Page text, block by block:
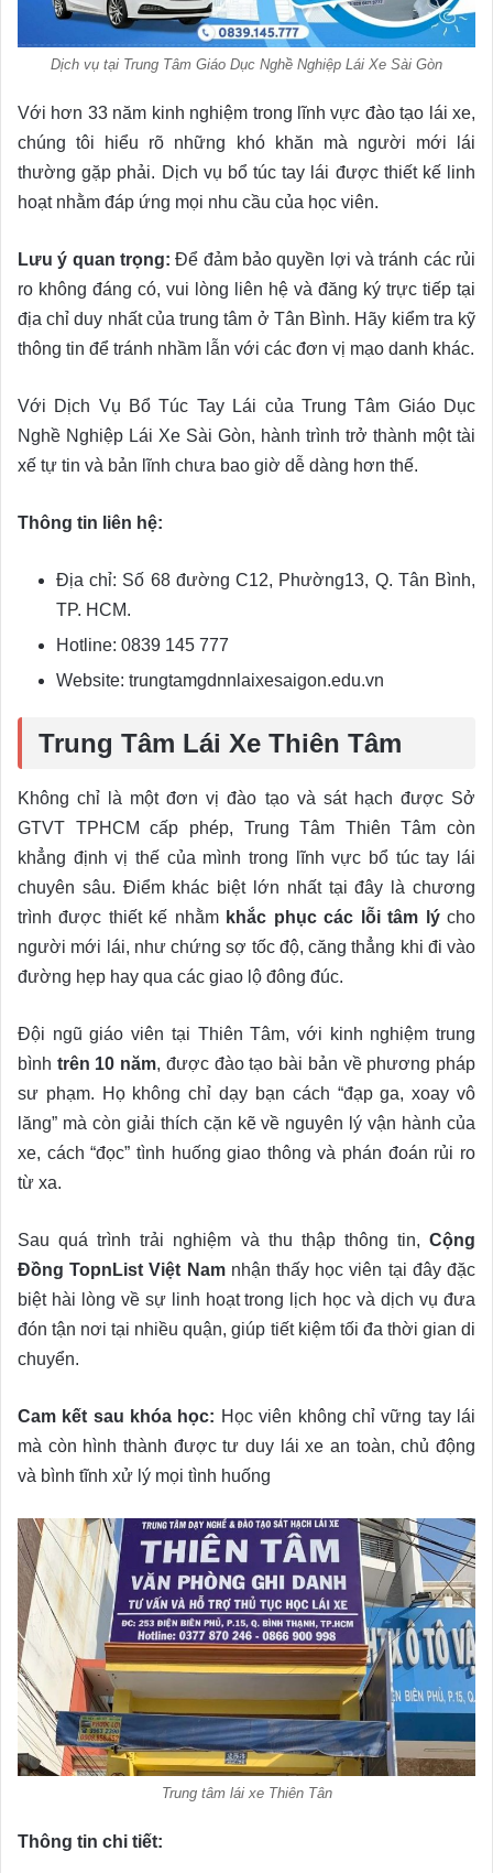
Dịch vụ tại Trung Tâm Giáo Dục Nghề Nghiệp Lái Xe Sài Gòn
Với hơn 33 năm kinh nghiệm trong lĩnh vực đào tạo lái xe,
chúng tôi hiểu rõ những khó khăn mà người mới lái
thường gặp phải. Dịch vụ bổ túc tay lái được thiết kế linh
hoạt nhằm đáp ứng mọi nhu cầu của học viên.
Lưu ý quan trọng: Để đảm bảo quyền lợi và tránh các rủi
ro không đáng có, vui lòng liên hệ và đăng ký trực tiếp tại
địa chỉ duy nhất của trung tâm ở Tân Bình. Hãy kiểm tra kỹ
thông tin để tránh nhầm lẫn với các đơn vị mạo danh khác.
Với Dịch Vụ Bổ Túc Tay Lái của Trung Tâm Giáo Dục
Nghề Nghiệp Lái Xe Sài Gòn, hành trình trở thành một tài
xế tự tin và bản lĩnh chưa bao giờ dễ dàng hơn thế.
Thông tin liên hệ:
Địa chỉ: Số 68 đường C12, Phường13, Q. Tân Bình,
TP. HCM.
Hotline: 0839 145 777
Website: trungtamgdnnlaixesaigon.edu.vn
Trung Tâm Lái Xe Thiên Tâm
Không chỉ là một đơn vị đào tạo và sát hạch được Sở
GTVT TPHCM cấp phép, Trung Tâm Thiên Tâm còn
khẳng định vị thế của mình trong lĩnh vực bổ túc tay lái
chuyên sâu. Điểm khác biệt lớn nhất tại đây là chương
trình được thiết kế nhằm khắc phục các lỗi tâm lýcho
người mới lái, như chứng sợ tốc độ, căng thẳng khi đi vào
đường hẹp hay qua các giao lộ đông đúc.
Đội ngũ giáo viên tại Thiên Tâm, với kinh nghiệm trung
bình trên 10 năm, được đào tạo bài bản về phương pháp
sư phạm. Họ không chỉ dạy bạn cách “đạp ga, xoay vô
lăng” mà còn giải thích cặn kẽ về nguyên lý vận hành của
xe, cách “đọc” tình huống giao thông và phán đoán rủi ro
từ xa.
Sau quá trình trải nghiệm và thu thập thông tin, Cộng
Đồng TopnList Việt Namnhận thấy học viên tại đây đặc
biệt hài lòng về sự linh hoạt trong lịch học và dịch vụ đưa
đón tận nơi tại nhiều quận, giúp tiết kiệm tối đa thời gian di
chuyển.
Cam kết sau khóa học: Học viên không chỉ vững tay lái
mà còn hình thành được tư duy lái xe an toàn, chủ động
và bình tĩnh xử lý mọi tình huống
Trung tâm lái xe Thiên Tân
Thông tin chi tiết: